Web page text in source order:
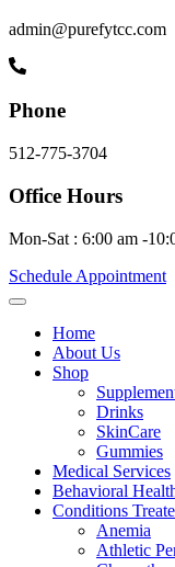
admin@purefytcc.com
Phone
512-775-3704
Office Hours
Mon-Sat : 6:00 am -
Schedule Appointment
Home
About Us
Shop
Drinks
SkinCare
Gummies
Medical Services
Behavioral
Conditions
Anemia
Athletic